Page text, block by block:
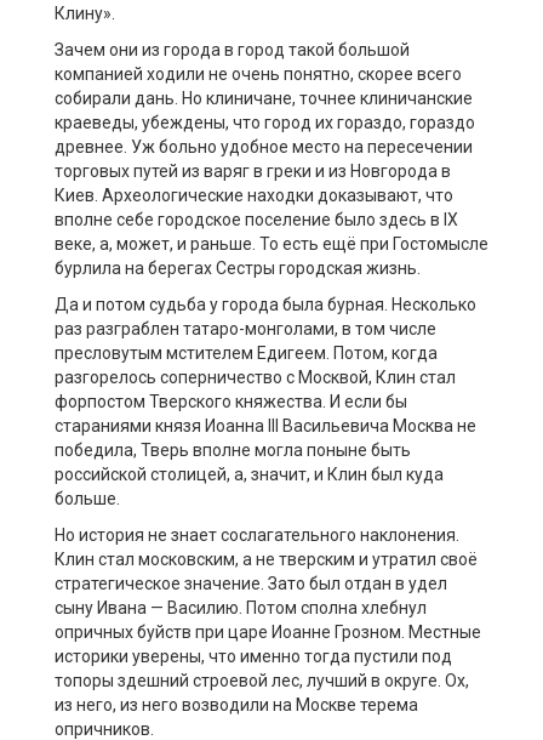
Клину».
Зачем они из города в город такой большой
компанией ходили не очень понятно, скорее всего
собирали дань. Но клиничане, точнее клиничанские
краеведы, убеждены, что город их гораздо, гораздо
древнее. Уж больно удобное место на пересечении
торговых путей из варяг в греки и из Новгорода в
Киев. Археологические находки доказывают, что
вполне себе городское поселение было здесь в IX
веке, а, может, и раньше. То есть ещё при Гостомысле
бурлила на берегах Сестры городская жизнь.
Да и потом судьба у города была бурная. Несколько
раз разграблен татаро-монголами, в том числе
пресловутым мстителем Едигеем. Потом, когда
разгорелось соперничество с Москвой, Клин стал
форпостом Тверского княжества. И если бы
стараниями князя Иоанна III Васильевича Москва не
победила, Тверь вполне могла поныне быть
российской столицей, а, значит, и Клин был куда
больше.
Но история не знает сослагательного наклонения.
Клин стал московским, а не тверским и утратил своё
стратегическое значение. Зато был отдан в удел
сыну Ивана — Василию. Потом сполна хлебнул
опричных буйств при царе Иоанне Грозном. Местные
историки уверены, что именно тогда пустили под
топоры здешний строевой лес, лучший в округе. Ох,
из него, из него возводили на Москве терема
опричников.